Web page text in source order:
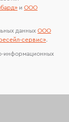
и ООО
данных ООО
сервиc».
информационных